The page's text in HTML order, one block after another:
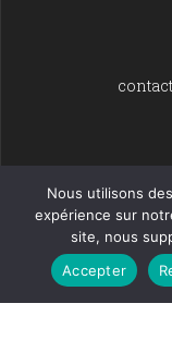
Nous utilisons
expérience sur
site, nous
Accepter